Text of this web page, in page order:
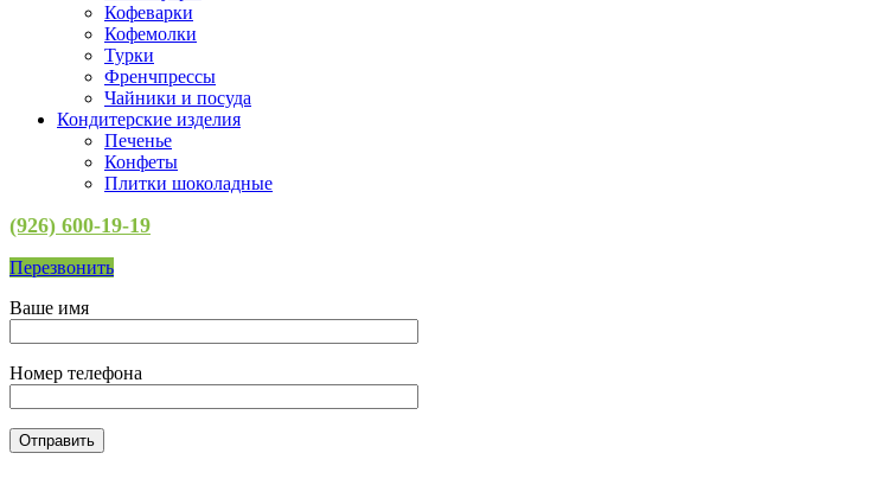
Кофеварки
Кофемолки
Турки
Френчпрессы
Чайники и посуда
Кондитерские изделия
Печенье
Конфеты
Плитки шоколадные
(926) 600-19-19
Перезвонить
Ваше имя
Номер телефона